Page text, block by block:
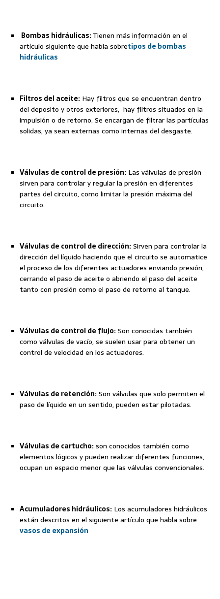
Bombas hidráulicas:Tienen más información en el
artículo siguiente que habla sobretipos de bombas
hidráulicas
Filtros del aceite: Hay filtros que se encuentran dentro
del deposito y otros exteriores, hay filtros situados en la
impulsión o de retorno. Se encargan de filtrar las partículas
solidas, ya sean externas como internas del desgaste.
Válvulas de control de presión: Las válvulas de presión
sirven para controlar y regular la presión en diferentes
partes del circuito, como limitar la presión máxima del
circuito.
Válvulas de control de dirección:Sirven para controlar la
dirección del líquido haciendo que el circuito se automatice
el proceso de los diferentes actuadores enviando presión,
cerrando el paso de aceite o abriendo el paso del aceite
tanto con presión como el paso de retorno al tanque.
Válvulas de control de flujo:Son conocidas también
como válvulas de vacío, se suelen usar para obtener un
control de velocidad en los actuadores.
Válvulas de retención:Son válvulas que solo permiten el
paso de líquido en un sentido, pueden estar pilotadas.
Válvulas de cartucho:son conocidos también como
elementos lógicos y pueden realizar diferentes funciones,
ocupan un espacio menor que las válvulas convencionales.
Acumuladores hidráulicos: Los acumuladores hidráulicos
están descritos en el siguiente artículo que habla sobre
vasos de expansión